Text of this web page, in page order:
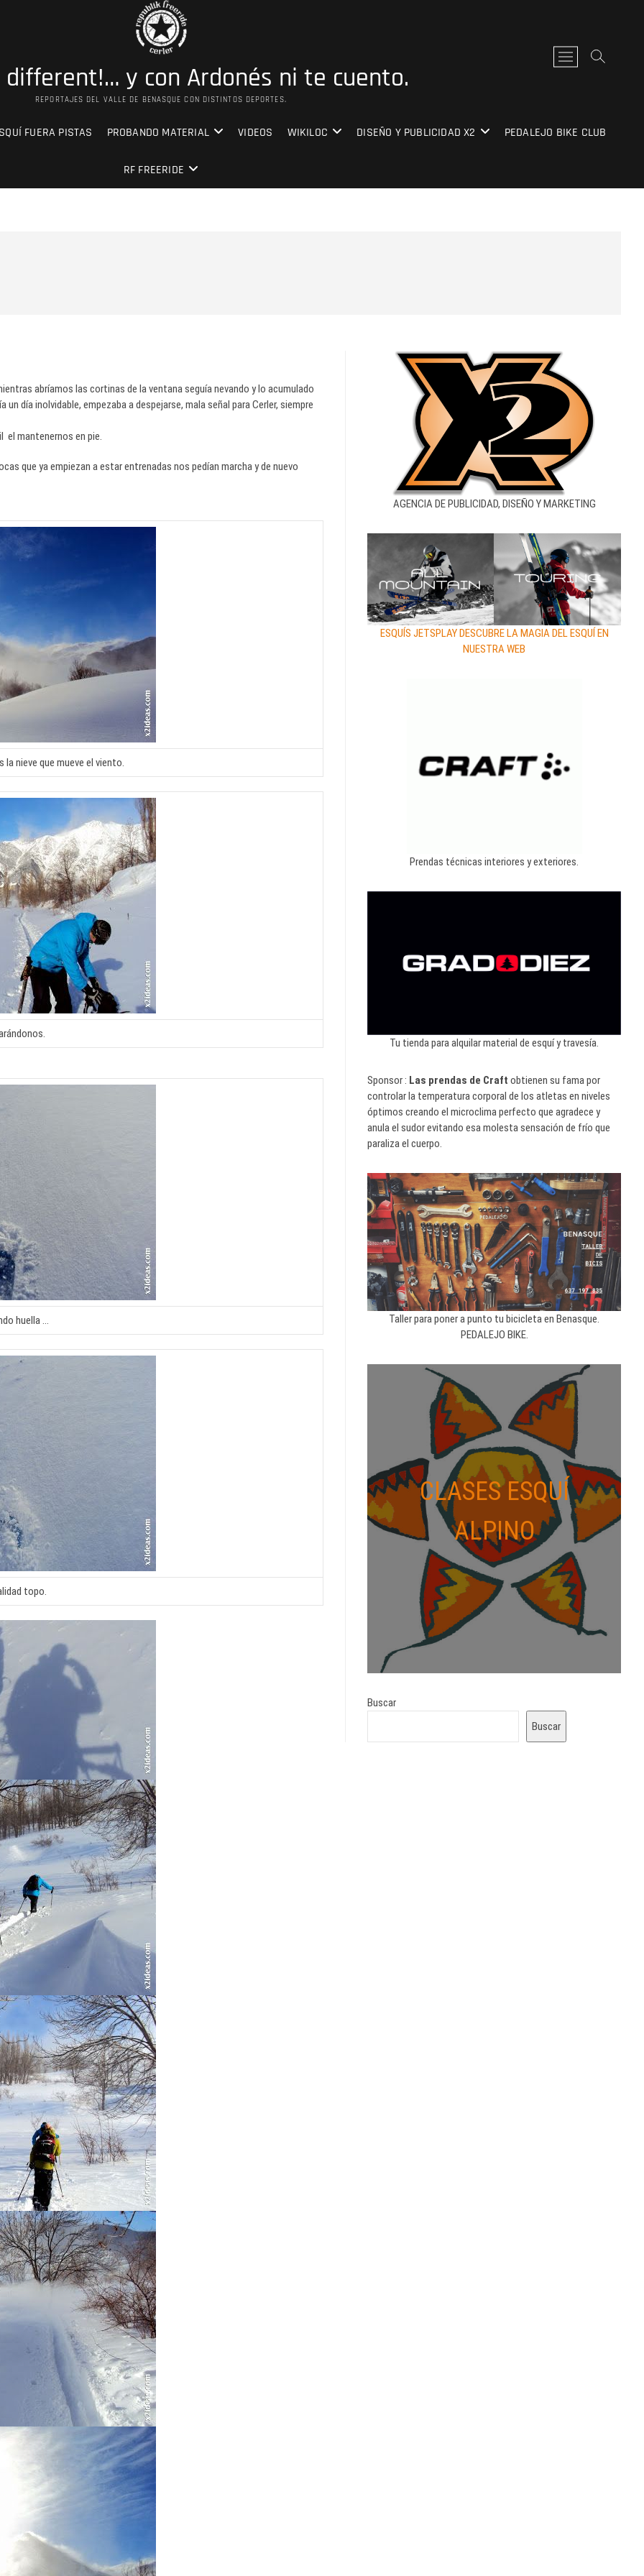
different!… y con Ardonés ni te cuento.
REPORTAJES DEL VALLE DE BENASQUE CON DISTINTOS DEPORTES.
FUERA PISTAS PROBANDO MATERIAL VIDEOS WIKILOC DISEÑO Y PUBLICIDAD X2 PEDALEJO BIKE CLUB
RF FREERIDE
B
o
d
abríamos las cortinas de la ventana seguía nevando y lo acumulado
día inolvidable, empezaba a despejarse, mala señal para Cerler, siempre
el mantenernos en pie.
que ya empiezan a estar entrenadas nos pedían marcha y de nuevo
la nieve que mueve el viento.
huella …
topo.
AGENCIA DE PUBLICIDAD, DISEÑO Y MARKETING
ESQUÍS JETSPLAY DESCUBRE LA MAGIA DEL ESQUÍ EN
NUESTRA WEB
Prendas técnicas interiores y exteriores.
Tu tienda para alquilar material de esquí y travesía.
Sponsor : Las prendas de Craft obtienen su fama por
controlar la temperatura corporal de los atletas en niveles
óptimos creando el microclima perfecto que agradece y
anula el sudor evitando esa molesta sensación de frío que
paraliza el cuerpo.
Taller para poner a punto tu bicicleta en Benasque.
PEDALEJO BIKE.
CLASES ESQUÍ
ALPINO
Buscar
Buscar